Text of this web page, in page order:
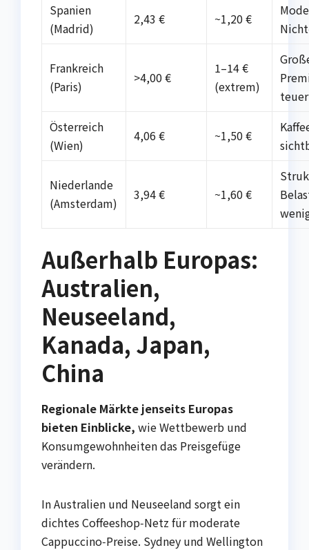
Spanien
(Madrid)
2,43 € ~1,20 €
Frankreich
(Paris)
>4,00 €
1–14 €
(extrem)
teuer
Österreich
(Wien)
4,06 € ~1,50 €
Niederlande
(Amsterdam)
3,94 € ~1,60 €
Außerhalb Europas:
Australien,
Neuseeland,
Kanada, Japan,
China
Regionale Märkte jenseits Europas
bieten Einblicke, wie Wettbewerb und
Konsumgewohnheiten das Preisgefüge
verändern.
In Australien und Neuseeland sorgt ein
dichtes Coffeeshop‑Netz für moderate
Cappuccino‑Preise. Sydney und Wellington